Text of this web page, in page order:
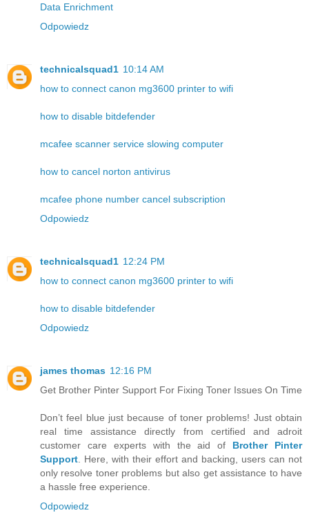
Data Enrichment
Odpowiedz
technicalsquad1 10:14 AM
how to connect canon mg3600 printer to wifi
how to disable bitdefender
mcafee scanner service slowing computer
how to cancel norton antivirus
mcafee phone number cancel subscription
Odpowiedz
technicalsquad1 12:24 PM
how to connect canon mg3600 printer to wifi
how to disable bitdefender
Odpowiedz
james thomas 12:16 PM
Get Brother Pinter Support For Fixing Toner Issues On Time
Don’t feel blue just because of toner problems! Just obtain
real time assistance directly from certified and adroit
customer care experts with the aid of Brother Pinter
Support . Here, with their effort and backing, users can not
only resolve toner problems but also get assistance to have
a hassle free experience.
Odpowiedz